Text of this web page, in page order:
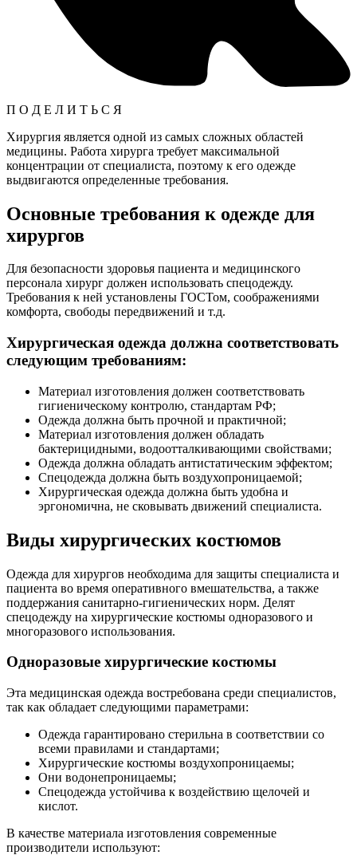
П О Д Е Л И Т Ь С Я
Хирургия является одной из самых сложных областей
медицины. Работа хирурга требует максимальной
концентрации от специалиста, поэтому к его одежде
выдвигаются определенные требования.
Основные требования к одежде для
хирургов
Для безопасности здоровья пациента и медицинского
персонала хирург должен использовать спецодежду.
Требования к ней установлены ГОСТом, соображениями
комфорта, свободы передвижений и т.д.
Хирургическая одежда должна соответствовать
следующим требованиям:
Материал изготовления должен соответствовать
гигиеническому контролю, стандартам РФ;
Одежда должна быть прочной и практичной;
Материал изготовления должен обладать
бактерицидными, водоотталкивающими свойствами;
Одежда должна обладать антистатическим эффектом;
Спецодежда должна быть воздухопроницаемой;
Хирургическая одежда должна быть удобна и
эргономична, не сковывать движений специалиста.
Виды хирургических костюмов
Одежда для хирургов необходима для защиты специалиста и
пациента во время оперативного вмешательства, а также
поддержания санитарно-гигиенических норм. Делят
спецодежду на хирургические костюмы одноразового и
многоразового использования.
Одноразовые хирургические костюмы
Эта медицинская одежда востребована среди специалистов,
так как обладает следующими параметрами:
Одежда гарантировано стерильна в соответствии со
всеми правилами и стандартами;
Хирургические костюмы воздухопроницаемы;
Они водонепроницаемы;
Спецодежда устойчива к воздействию щелочей и
кислот.
В качестве материала изготовления современные
производители используют: